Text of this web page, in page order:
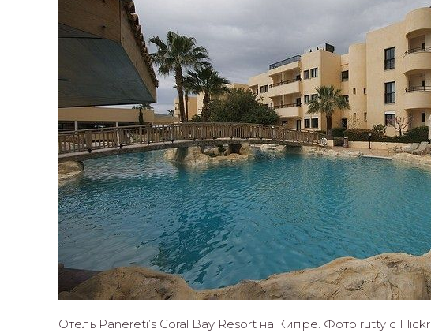
Отель Panereti’s Coral Bay Resort на Кипре. Фото rutty с Flickr